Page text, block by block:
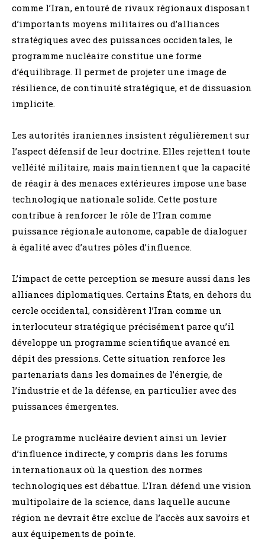
comme l’Iran, entouré de rivaux régionaux disposant
d’importants moyens militaires ou d’alliances
stratégiques avec des puissances occidentales, le
programme nucléaire constitue une forme
d’équilibrage. Il permet de projeter une image de
résilience, de continuité stratégique, et de dissuasion
implicite.
Les autorités iraniennes insistent régulièrement sur
l’aspect défensif de leur doctrine. Elles rejettent toute
velléité militaire, mais maintiennent que la capacité
de réagir à des menaces extérieures impose une base
technologique nationale solide. Cette posture
contribue à renforcer le rôle de l’Iran comme
puissance régionale autonome, capable de dialoguer
à égalité avec d’autres pôles d’influence.
L’impact de cette perception se mesure aussi dans les
alliances diplomatiques. Certains États, en dehors du
cercle occidental, considèrent l’Iran comme un
interlocuteur stratégique précisément parce qu’il
développe un programme scientifique avancé en
dépit des pressions. Cette situation renforce les
partenariats dans les domaines de l’énergie, de
l’industrie et de la défense, en particulier avec des
puissances émergentes.
Le programme nucléaire devient ainsi un levier
d’influence indirecte, y compris dans les forums
internationaux où la question des normes
technologiques est débattue. L’Iran défend une vision
multipolaire de la science, dans laquelle aucune
région ne devrait être exclue de l’accès aux savoirs et
aux équipements de pointe.